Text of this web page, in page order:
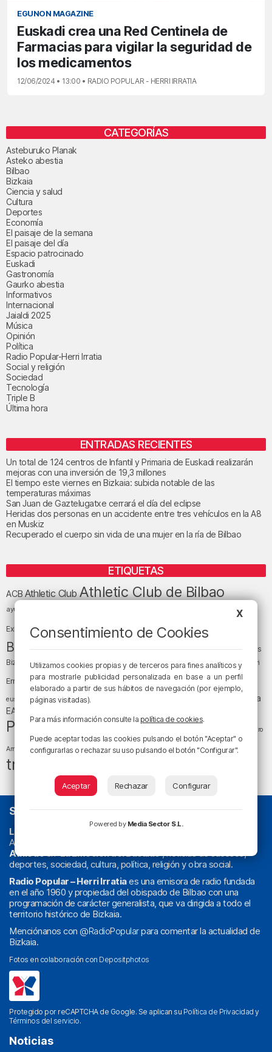
EGUNON MAGAZINE
Euskadi crea una Red Centinela de
Farmacias para vigilar la seguridad de
los medicamentos
12/06/2024 • 13:00 • RADIO POPULAR - HERRI IRRATIA
CATEGORÍAS
Asteburuko Planak
Asteko abestia
Bilbao
Bizkaia
Ciencia y salud
Cultura
Deportes
Economía
El paisaje de la semana
El paisaje del día
Espacio patrocinado
Euskadi
Gastronomía
Gaurko abestia
Informativos
Internacional
Jaialdi 2025
Música
Opinión
Política
Radio Popular-Herri Irratia
Social y religión
Sociedad
Tecnología
Triple B
Última hora
ENTRADAS RECIENTES
Un total de 124 centros de Infantil y Primaria de Euskadi realizarán
mejoras con una inversión de 19,3 millones
El tiempo este viernes en Bizkaia: subida notable de las
temperaturas máximas
San Juan de Gaztelugatxe cerrará el día del eclipse
Heridas dos personas en un accidente entre tres vehículos en la A8
en Muskiz
Recuperado el cuerpo sin vida de una mujer en la ría de Bilbao
ETIQUETAS
ACBAthletic ClubAthletic Club de Bilbao
ayuntamiento de Bilbao BEC (Bilbao
Exhibition Center) BilbaoBilbao Basket Bizkaia
Bizkaia y sus comarcas Copa del Rey cultura Cáritas
Bizkaia
Deusto Diócesis de Bilbao Egunon Bizkaia el tiempo Enkarterri
Ernesto Valverde Ertzaintza Euskadi (País Vasco)
euskera fiestas fútbol LaLiga
LaLiga
EA Sports
Política sociedadsucesos Teatro
Arriaga tiempotiempo atmosféricotráfico
tráfico en Bizkaia
SOBRE NOSOTROS
La radio sin cadenas
. Desde 1960 haciendo radio en Bilbao.
Actualidad y
Athletic
deportes, sociedad, cultura, política, religión y obra social.
Radio Popular – Herri Irratiaes una emisora de radio fundada
en el año 1960 y propiedad del obispado de Bilbao con una
programación de carácter generalista, que va dirigida a todo el
territorio histórico de Bizkaia.
Menciónanos con @RadioPopularpara comentar la actualidad de
Bizkaia.
Fotos en colaboración con Depositphotos
Protegido por reCAPTCHA de Google. Se aplican su Política de Privacidad y
Términos del servicio.
Noticias
X
Consentimiento de Cookies
Utilizamos cookies propias y de terceros para fines analíticos y
para mostrarle publicidad personalizada en base a un perfil
elaborado a partir de sus hábitos de navegación (por ejemplo,
páginas visitadas).
Para más información consulte la política de cookies.
Puede aceptar todas las cookies pulsando el botón "Aceptar" o
configurarlas o rechazar su uso pulsando el botón "Configurar".
Aceptar Rechazar Configurar
Powered by Media Sector S.L.